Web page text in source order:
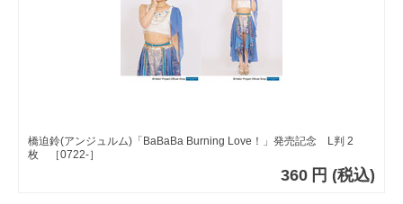
橋迫鈴(アンジュルム)「BaBaBa Burning Love！」発売記念 L判 2
枚 ［0722-］
360 円 (税込)